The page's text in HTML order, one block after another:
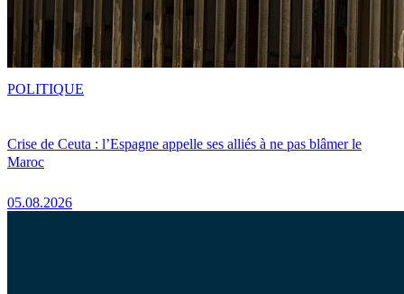
Crise de Ceuta : l’Espagne appelle ses alliés à ne pas blâmer le
Maroc
05.08.2026
POLITIQUE